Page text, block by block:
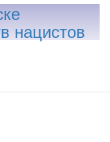
нацистов